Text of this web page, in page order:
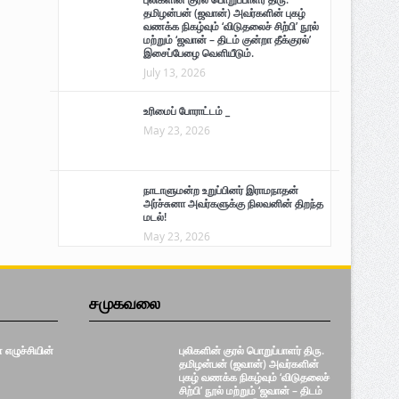
தமிழன்பன் (ஜவான்) அவர்களின் புகழ்
வணக்க நிகழ்வும் ‘விடுதலைச் சிற்பி’ நூல்
மற்றும் ‘ஜவான் – திடம் குன்றா தீக்குரல்’
இசைப்பேழை வெளியீடும்.
July 13, 2026
உரிமைப் போராட்டம் _
May 23, 2026
நாடாளுமன்ற உறுப்பினர் இராமநாதன்
அர்ச்சுனா அவர்களுக்கு நிலவனின் திறந்த
மடல்!
May 23, 2026
சமுகவலை
புலிகளின் குரல் பொறுப்பாளர் திரு.
தமிழன்பன் (ஜவான்) அவர்களின்
புகழ் வணக்க நிகழ்வும் ‘விடுதலைச்
சிற்பி’ நூல் மற்றும் ‘ஜவான் – திடம்